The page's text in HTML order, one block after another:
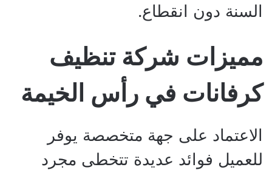
السنة دون انقطاع.
مميزات شركة تنظيف
كرفانات في رأس الخيمة
الاعتماد على جهة متخصصة يوفر
للعميل فوائد عديدة تتخطى مجرد